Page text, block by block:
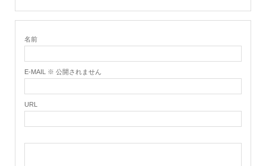
名前
E-MAIL ※ 公開されません
URL